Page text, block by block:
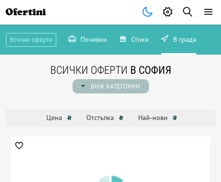
Ofertini
Всички оферти Почивки Стоки В града
ВСИЧКИ ОФЕРТИ В СОФИЯ
ВИЖ КАТЕГОРИИ
Цена Отстъпка Най-нови